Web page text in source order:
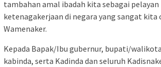
tambahan amal ibadah kita sebagai
ketenagakerjaan di negara yang sangat kita
Wamenaker.
Kepada Bapak/Ibu gubernur, bupati/
kabinda, serta Kadinda dan seluruh